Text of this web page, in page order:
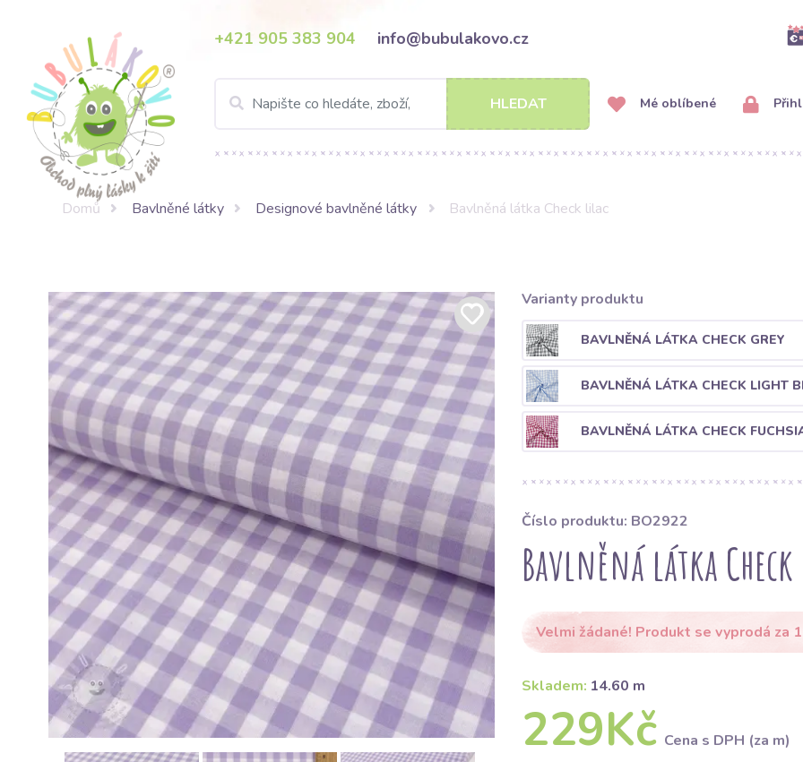
+421 905 383 904 info@bubulakovo.cz
HLEDAT Mé oblíbené
Domů Bavlněné látky Designové bavlněné látky Bavlněná látka Check lilac
Varianty produktu
BAVLNĚNÁ LÁTKA CHECK GREY
BAVLNĚNÁ LÁTKA CHECK LIGHT
BAVLNĚNÁ LÁTKA CHECK
Číslo produktu: BO2922
Bavlněná látka
Velmi žádané! Produkt se vyprodá za
Skladem: 14.60 m
229Kč Cena s DPH (za m)